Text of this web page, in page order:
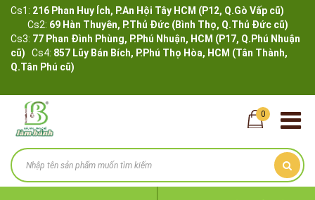
Cs1: 216 Phan Huy Ích, P.An Hội Tây HCM (P12, Q.Gò Vấp cũ)
Cs2: 69 Hàn Thuyên, P.Thủ Đức (Bình Thọ, Q.Thủ Đức cũ)
Cs3: 77 Phan Đình Phùng, P.Phú Nhuận, HCM (P17, Q.Phú Nhuận
cũ) Cs4: 857 Lũy Bán Bích, P.Phú Thọ Hòa, HCM (Tân Thành,
Q.Tân Phú cũ)
0